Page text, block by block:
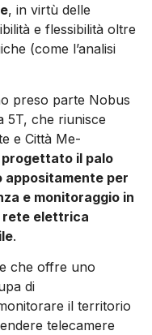
, in virtù delle
e flessibilità oltre
(co­me l’analisi
preso parte Nobus
5T, che riunisce
e Città Me­
progettato il palo
apposita­mente per
e monitoraggio in
rete elettrica
.
che offre uno
di
il territorio
telecamere